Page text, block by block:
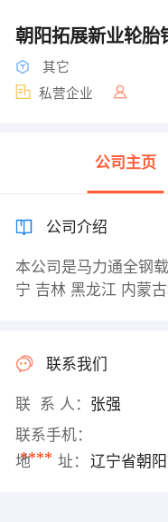
朝阳拓展新业轮胎
其它
私营企业
公司主页
公司介绍
本公司是马力通全钢
宁 吉林 黑龙江 内蒙
联系我们
联 系 人： 张强
联系手机：
****
地 址： 辽宁省朝